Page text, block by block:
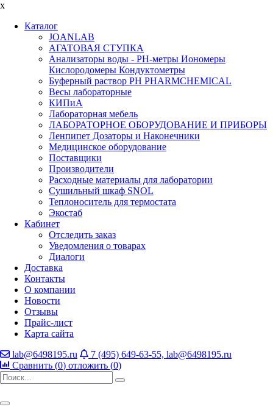
x
Каталог
JOANLAB
АГАТОВАЯ СТУПКА
Анализаторы воды - PH-метры Иономеры
Кислородомеры Кондуктометры
Буферный раствор PH PHARMCHEMICAL
Весы лабораторные
КИПиА
Лабораторная мебель
ЛАБОРАТОРНОЕ ОБОРУДОВАНИЕ И ПРИБОРЫ
Ленпипет Дозаторы и Наконечники
Медицинское оборудование
Поставщики
Производители
Расходные материалы для лаборатории
Сушильный шкаф SNOL
Теплоноситель для термостата
Экостаб
Кабинет
Отследить заказ
Уведомления о товарах
Диалоги
Доставка
Контакты
О компании
Новости
Отзывы
Прайс-лист
Карта сайта
lab@6498195.ru
7 (495) 649-63-55, lab@6498195.ru
Сравнить (0) отложить (0)